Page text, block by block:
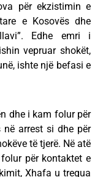
për ekzistimin e
e Kosovës dhe
Edhe emri i
vepruar shokët,
ishte një befasi e
dhe i kam folur për
arrest si dhe për
të tjerë. Në atë
për kontaktet e
Xhafa u tregua